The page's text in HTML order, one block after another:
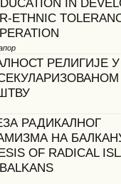
ETHNIC
РЕЛИГИЈЕ У
РАДИКАЛНОГ
НА
OF RADICAL